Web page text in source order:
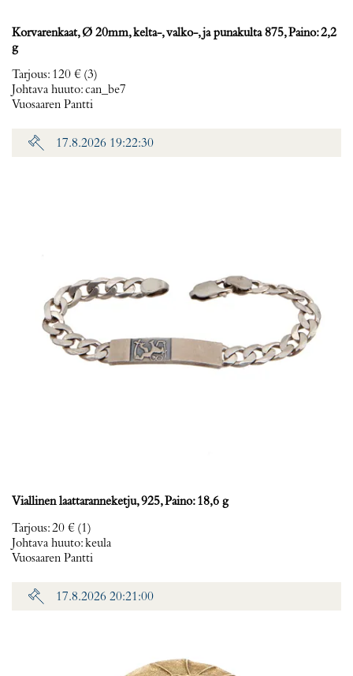
Korvarenkaat, Ø 20mm, kelta-, valko-, ja punakulta 875, Paino: 2,2
g
Tarjous: 120 € (3)
Johtava huuto:can_be7
Vuosaaren Pantti
17.8.2026 19:22:30
Viallinen laattaranneketju, 925, Paino: 18,6 g
Tarjous:20 € (1)
Johtava huuto:keula
Vuosaaren Pantti
17.8.2026 20:21:00